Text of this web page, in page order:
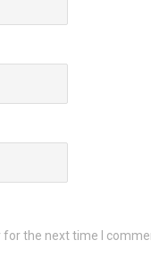
for the next time I